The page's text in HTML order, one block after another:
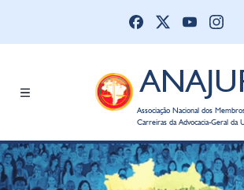
Associação Nacional dos
Carreiras da Advocacia-Geral da